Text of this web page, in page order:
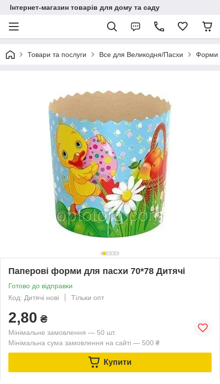
Інтернет-магазин товарів для дому та саду
Товари та послуги Все для Великодня/Пасхи Форми
Паперові форми для пасхи 70*78 Дитячі
Готово до відправки
Код: Дитячі нові
Тільки опт
2,80 ₴
Мінімальне замовлення — 50 шт.
Мінімальна сума замовлення на сайті — 500 ₴
Купити